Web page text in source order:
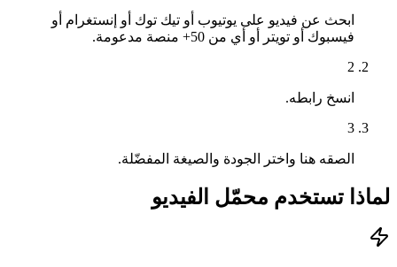
ابحث عن فيديو على يوتيوب أو تيك توك أو إنستغرام أو
فيسبوك أو تويتر أو أي من 50+ منصة مدعومة.
2
انسخ رابطه.
3
الصقه هنا واختر الجودة والصيغة المفضّلة.
لماذا تستخدم محمّل الفيديو